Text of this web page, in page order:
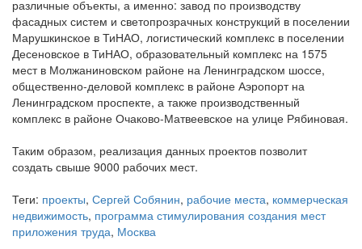
различные объекты, а именно: завод по производству
фасадных систем и светопрозрачных конструкций в поселении
Марушкинское в ТиНАО, логистический комплекс в поселении
Десеновское в ТиНАО, образовательный комплекс на 1575
мест в Молжаниновском районе на Ленинградском шоссе,
общественно-деловой комплекс в районе Аэропорт на
Ленинградском проспекте, а также производственный
комплекс в районе Очаково-Матвеевское на улице Рябиновая.
Таким образом, реализация данных проектов позволит
создать свыше 9000 рабочих мест.
Теги: проекты, Сергей Собянин, рабочие места, коммерческая
недвижимость, программа стимулирования создания мест
приложения труда, Москва